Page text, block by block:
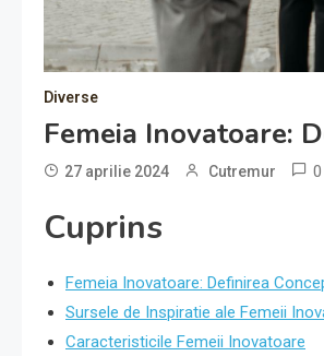
Diverse
Femeia Inovatoare:
27 aprilie 2024 Cutremur 0
Cuprins
Femeia Inovatoare: Definirea
Sursele de Inspiratie ale Femeii
Caracteristicile Femeii Inovatoare